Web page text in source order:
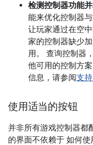
检测控制器功能
能来优化控制器
让玩家通过在空
家的控制器缺少
用。 查询控制器
他可用的控制方
信息，请参阅支
使用适当的按钮
并非所有游戏控制器都
的界面不依赖于 如何